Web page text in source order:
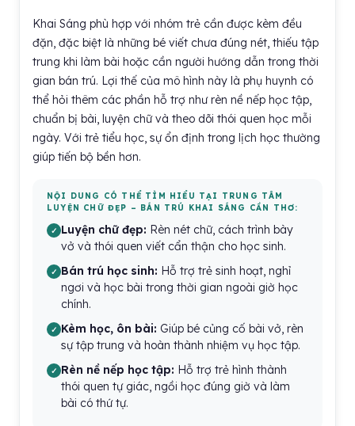
Khai Sáng phù hợp với nhóm trẻ cần được kèm đều
đặn, đặc biệt là những bé viết chưa đúng nét, thiếu tập
trung khi làm bài hoặc cần người hướng dẫn trong thời
gian bán trú. Lợi thế của mô hình này là phụ huynh có
thể hỏi thêm các phần hỗ trợ như rèn nề nếp học tập,
chuẩn bị bài, luyện chữ và theo dõi thói quen học mỗi
ngày. Với trẻ tiểu học, sự ổn định trong lịch học thường
giúp tiến bộ bền hơn.
NỘI DUNG CÓ THỂ TÌM HIỂU TẠI TRUNG TÂM
LUYỆN CHỮ ĐẸP – BÁN TRÚ KHAI SÁNG CẦN THƠ:
Luyện chữ đẹp: Rèn nét chữ, cách trình bày
vở và thói quen viết cẩn thận cho học sinh.
Bán trú học sinh: Hỗ trợ trẻ sinh hoạt, nghỉ
ngơi và học bài trong thời gian ngoài giờ học
chính.
Kèm học, ôn bài: Giúp bé củng cố bài vở, rèn
sự tập trung và hoàn thành nhiệm vụ học tập.
Rèn nề nếp học tập: Hỗ trợ trẻ hình thành
thói quen tự giác, ngồi học đúng giờ và làm
bài có thứ tự.